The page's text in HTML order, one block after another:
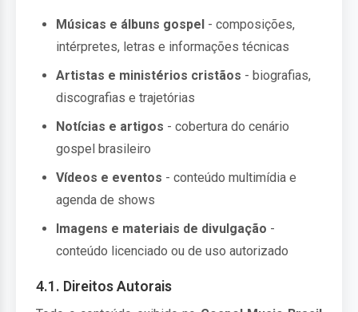
Músicas e álbuns gospel - composições,
intérpretes, letras e informações técnicas
Artistas e ministérios cristãos - biografias,
discografias e trajetórias
Notícias e artigos - cobertura do cenário
gospel brasileiro
Vídeos e eventos - conteúdo multimídia e
agenda de shows
Imagens e materiais de divulgação -
conteúdo licenciado ou de uso autorizado
4.1. Direitos Autorais